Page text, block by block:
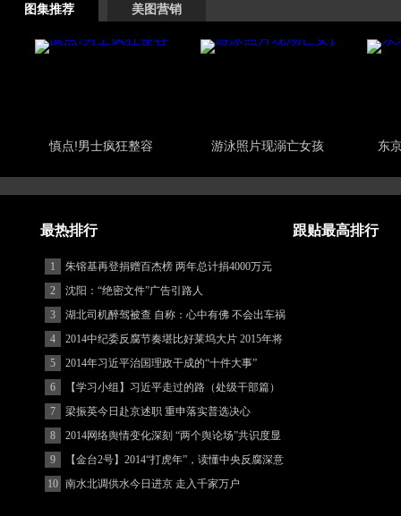
图集推荐 美图营销
慎点!男士疯狂整容 游泳照片现溺亡女孩 东
最热排行 跟贴最高排行
1
朱镕基再登捐赠百杰榜 两年总计捐4000万元
2
沈阳：“绝密文件”广告引路人
3
湖北司机醉驾被查 自称：心中有佛 不会出车祸
(图)
4
2014中纪委反腐节奏堪比好莱坞大片 2015年将
更忙
5
2014年习近平治国理政干成的“十件大事”
6
【学习小组】习近平走过的路（处级干部篇）
7
梁振英今日赴京述职 重申落实普选决心
8
2014网络舆情变化深刻 “两个舆论场”共识度显
著增强
9
【金台2号】2014“打虎年”，读懂中央反腐深意
10 南水北调供水今日进京 走入千家万户